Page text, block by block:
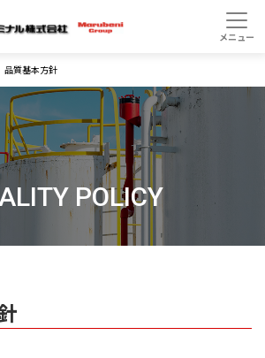
品質基本方針
POLICY